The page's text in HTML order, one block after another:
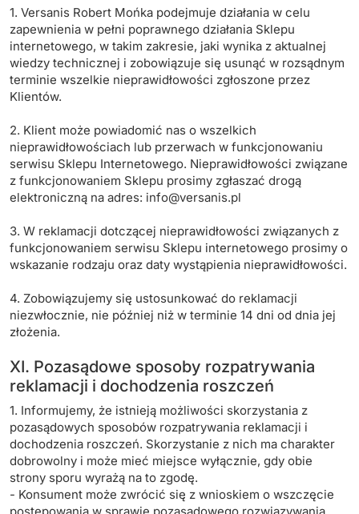
1. Versanis Robert Mońka podejmuje działania w celu
zapewnienia w pełni poprawnego działania Sklepu
internetowego, w takim zakresie, jaki wynika z aktualnej
wiedzy technicznej i zobowiązuje się usunąć w rozsądnym
terminie wszelkie nieprawidłowości zgłoszone przez
Klientów.
2. Klient może powiadomić nas o wszelkich
nieprawidłowościach lub przerwach w funkcjonowaniu
serwisu Sklepu Internetowego. Nieprawidłowości związane
z funkcjonowaniem Sklepu prosimy zgłaszać drogą
elektroniczną na adres: info@versanis.pl
3. W reklamacji dotczącej nieprawidłowości związanych z
funkcjonowaniem serwisu Sklepu internetowego prosimy o
wskazanie rodzaju oraz daty wystąpienia nieprawidłowości.
4. Zobowiązujemy się ustosunkować do reklamacji
niezwłocznie, nie później niż w terminie 14 dni od dnia jej
złożenia.
XI. Pozasądowe sposoby rozpatrywania
reklamacji i dochodzenia roszczeń
1. Informujemy, że istnieją możliwości skorzystania z
pozasądowych sposobów rozpatrywania reklamacji i
dochodzenia roszczeń. Skorzystanie z nich ma charakter
dobrowolny i może mieć miejsce wyłącznie, gdy obie
strony sporu wyrażą na to zgodę.
- Konsument może zwrócić się z wnioskiem o wszczęcie